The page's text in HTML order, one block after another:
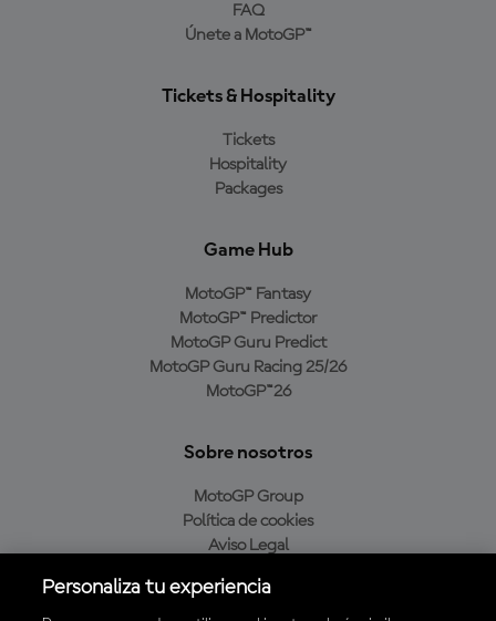
FAQ
Únete a MotoGP™
Tickets & Hospitality
Tickets
Hospitality
Packages
Game Hub
MotoGP™ Fantasy
MotoGP™ Predictor
MotoGP Guru Predict
MotoGP Guru Racing 25/26
MotoGP™26
Sobre nosotros
MotoGP Group
Política de cookies
Aviso Legal
Política de compra
Personaliza tu experiencia